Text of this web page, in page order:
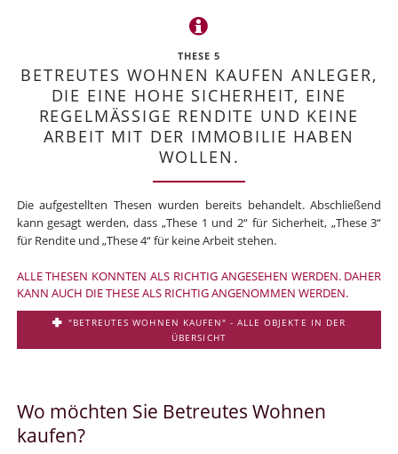
THESE 5
BETREUTES WOHNEN KAUFEN ANLEGER,
DIE EINE HOHE SICHERHEIT, EINE
REGELMÄSSIGE RENDITE UND KEINE A
RBEIT MIT DER IMMOBILIE HABEN W
OLLEN.
Die aufgestellten Thesen wurden bereits behandelt. Abschließend
kann gesagt werden, dass „These 1 und 2“ für Sicherheit, „These 3“
für Rendite und „These 4“ für keine Arbeit stehen.
ALLE THESEN KONNTEN ALS RICHTIG ANGESEHEN WERDEN. DAHER
KANN AUCH DIE THESE ALS RICHTIG ANGENOMMEN WERDEN.
"BETREUTES WOHNEN KAUFEN" - ALLE OBJEKTE IN DER
ÜBERSICHT
Wo möchten Sie Betreutes Wohnen
kaufen?